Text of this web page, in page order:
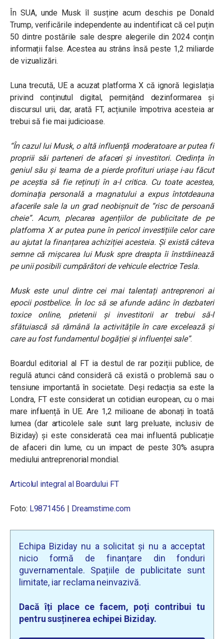
În SUA, unde Musk îl susține acum deschis pe Donald
Trump, verificările independente au indentificat că cel puțin
50 dintre postările sale despre alegerile din 2024 conțin
informații false. Acestea au strâns însă peste 1,2 miliarde
de vizualizări.
Luna trecută, UE a acuzat platforma X că ignoră legislația
privind conținutul digital, permițând dezinformarea și
discursul urii, dar, arată FT, acțiunile împotriva acesteia ar
trebui să fie mai judicioase.
“În cazul lui Musk, o altă influență moderatoare ar putea fi
propriii săi parteneri de afaceri și investitori. Credința în
geniul său și teama de a pierde profituri uriașe i-au făcut
pe aceștia să fie reținuți în a-l critica. Cu toate acestea,
dominația personală a magnatului a expus întotdeauna
afacerile sale la un grad neobișnuit de “risc de persoană
cheie”. Acum, plecarea agențiilor de publicitate de pe
platforma X ar putea pune în pericol investițiile celor care
au ajutat la finanțarea achiziției acesteia. Și există câteva
semne că mișcarea lui Musk spre dreapta îi înstrăinează
pe unii posibili cumpărători de vehicule electrice Tesla.
Musk este unul dintre cei mai talentați antreprenori ai
epocii postbelice. În loc să se afunde adânc în dezbateri
toxice online, prietenii și investitorii ar trebui să-l
sfătuiască să rămână la activitățile în care excelează și
care au fost fundamentul bogăției și influenței sale”.
Boardul editorial al FT ia destul de rar poziții publice, de
regulă atunci când consideră că există o problemă sau o
tensiune importantă în societate. Deși redacția sa este la
Londra, FT este considerat un cotidian european, cu o mai
mare influență în UE. Are 1,2 milioane de abonați în toată
lumea (dar articolele sale sunt larg preluate, inclusiv de
Biziday) și este considerată cea mai influentă publicație
de afaceri din lume, cu un impact de peste 30% asupra
mediului antreprenorial mondial.
Articolul integral al Boardului FT
Foto: L9871456 | Dreamstime.com
Echipa Biziday nu a solicitat și nu a acceptat
nicio formă de finanțare din fonduri
guvernamentale. Spațiile de publicitate sunt
limitate, iar reclama neinvazivă.
Dacă îți place ce facem, poți contribui tu
pentru susținerea echipei Biziday.